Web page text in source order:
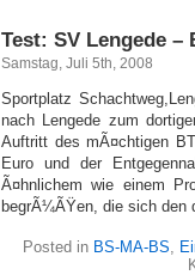
Test: SV Lengede –
Samstag, Juli 5th, 2008
Sportplatz
nach Lengede zum
Auftritt des mÃ¤chtigen
Euro und der
Ã¤hnlichem wie einem
begrÃ¼ÃŸen, die sich den
Posted in BS-MA-BS,